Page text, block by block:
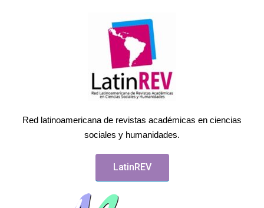
Red latinoamericana de revistas académicas en ciencias
sociales y humanidades.
LatinREV